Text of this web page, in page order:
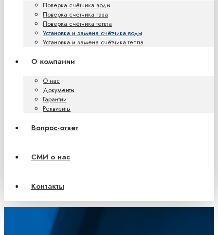
Поверка счётчика воды
Поверка счётчика газа
Поверка счётчика тепла
Установка и замена счётчика воды
Установка и замена счётчика тепла
О компании
О нас
Документы
Гарантии
Реквизиты
Вопрос-ответ
СМИ о нас
Контакты